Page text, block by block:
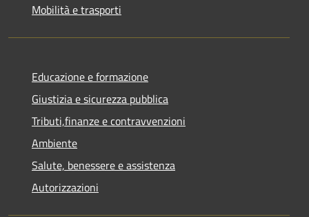
Mobilità e trasporti
Educazione e formazione
Giustizia e sicurezza pubblica
Tributi,finanze e contravvenzioni
Ambiente
Salute, benessere e assistenza
Autorizzazioni